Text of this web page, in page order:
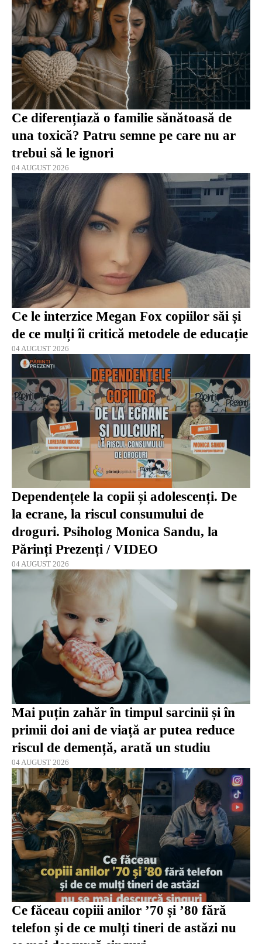
Ce diferențiază o familie sănătoasă de
una toxică? Patru semne pe care nu ar
trebui să le ignori
04 AUGUST 2026
Ce le interzice Megan Fox copiilor săi și
de ce mulți îi critică metodele de educație
04 AUGUST 2026
Dependențele la copii și adolescenți. De
la ecrane, la riscul consumului de
droguri. Psiholog Monica Sandu, la
Părinți Prezenți / VIDEO
04 AUGUST 2026
Mai puțin zahăr în timpul sarcinii și în
primii doi ani de viață ar putea reduce
riscul de demență, arată un studiu
04 AUGUST 2026
Ce făceau copiii anilor ’70 și ’80 fără
telefon și de ce mulți tineri de astăzi nu